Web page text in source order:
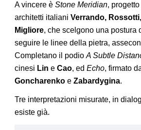
A vincere è Stone Meridian,
architetti italiani Verrando,
Migliore, che scelgono una postura
seguire le linee della pietra,
Completano il podio A Subtle
cinesi Lin e Cao, ed Echo, firmato
Goncharenko e Zabardygina.
Tre interpretazioni misurate, in
esiste già.